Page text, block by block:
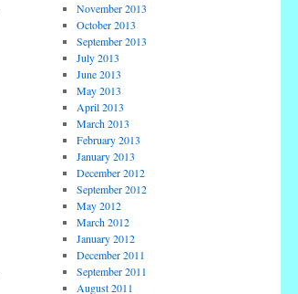
November 2013
October 2013
September 2013
July 2013
June 2013
May 2013
April 2013
March 2013
February 2013
January 2013
December 2012
September 2012
May 2012
March 2012
January 2012
December 2011
September 2011
August 2011